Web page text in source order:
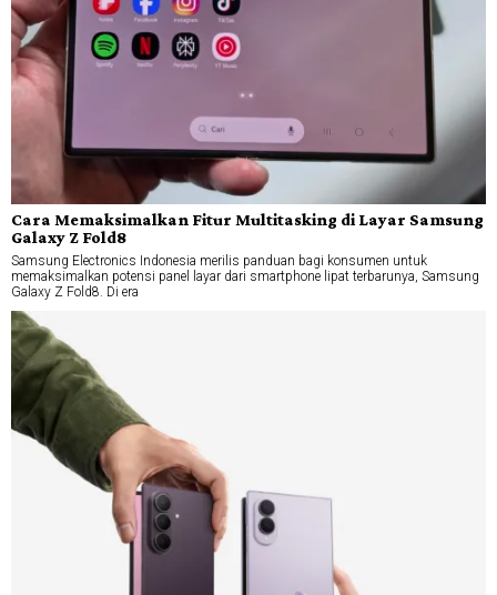
Cara Memaksimalkan Fitur Multitasking di Layar Samsung
Galaxy Z Fold8
Samsung Electronics Indonesia merilis panduan bagi konsumen untuk
memaksimalkan potensi panel layar dari smartphone lipat terbarunya, Samsung
Galaxy Z Fold8. Di era